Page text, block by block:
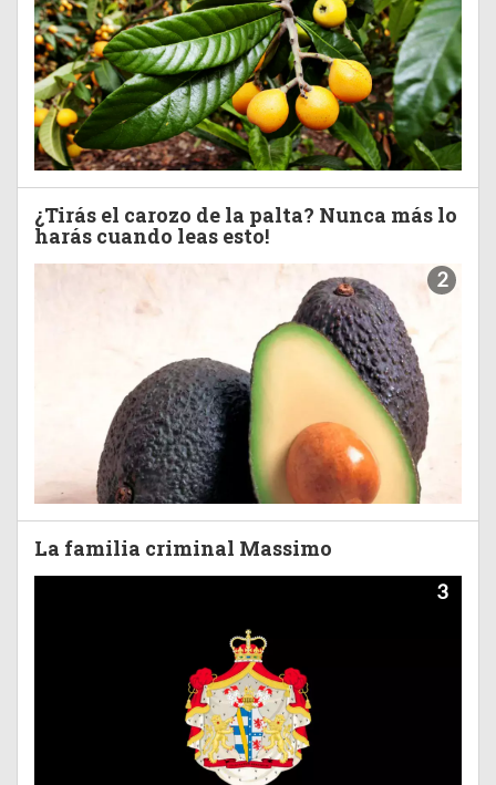
¿Tirás el carozo de la palta? Nunca más lo
harás cuando leas esto!
2
La familia criminal Massimo
3